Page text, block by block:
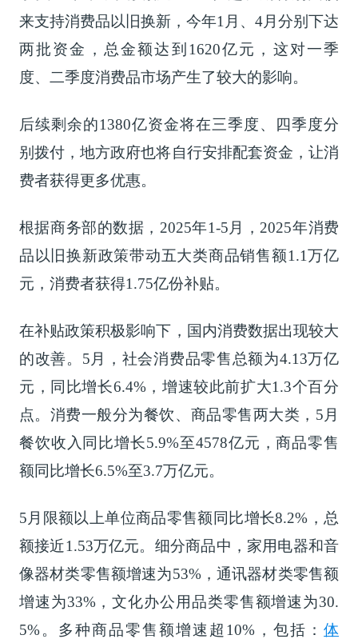
来支持消费品以旧换新，今年1月、4月分别下达
两批资金，总金额达到1620亿元，这对一季
度、二季度消费品市场产生了较大的影响。
后续剩余的1380亿资金将在三季度、四季度分
别拨付，地方政府也将自行安排配套资金，让消
费者获得更多优惠。
根据商务部的数据，2025年1-5月，2025年消费
品以旧换新政策带动五大类商品销售额1.1万亿
元，消费者获得1.75亿份补贴。
在补贴政策积极影响下，国内消费数据出现较大
的改善。5月，社会消费品零售总额为4.13万亿
元，同比增长6.4%，增速较此前扩大1.3个百分
点。消费一般分为餐饮、商品零售两大类，5月
餐饮收入同比增长5.9%至4578亿元，商品零售
额同比增长6.5%至3.7万亿元。
5月限额以上单位商品零售额同比增长8.2%，总
额接近1.53万亿元。细分商品中，家用电器和音
像器材类零售额增速为53%，通讯器材类零售额
增速为33%，文化办公用品类零售额增速为30.
5%。多种商品零售额增速超10%，包括：体